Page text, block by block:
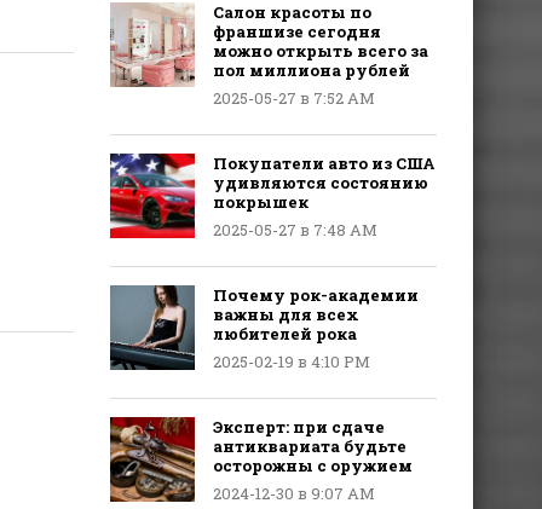
Салон красоты по
франшизе сегодня
можно открыть всего за
пол миллиона рублей
2025-05-27 в 7:52 AM
Покупатели авто из США
удивляются состоянию
покрышек
2025-05-27 в 7:48 AM
Почему рок-академии
важны для всех
любителей рока
2025-02-19 в 4:10 PM
Эксперт: при сдаче
антиквариата будьте
осторожны с оружием
2024-12-30 в 9:07 AM